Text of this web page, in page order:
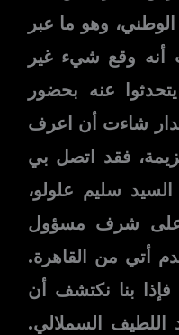
وهو ما عبر
أنه وقع شيء غير
عنه بحضور
شاءت أن اعرف
فقد اتصل بي
السید سلیم علولو،
على شرف مسؤول
أتي من القاهرة.
فإذا بنا نكتشف أن
اللطيف السملالي.